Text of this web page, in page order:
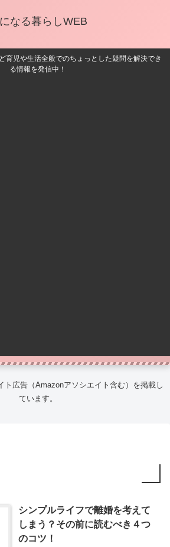
なる暮らしWEB
育児や生活全般でのちょっとした疑問を解決でき
る情報を発信中！
ト広告（Amazonアソシエイト含む）を掲載し
ています。
シンプルライフで離婚を考えて
しまう？その前に読むべき４つ
のコツ！